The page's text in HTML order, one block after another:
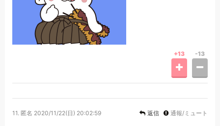
+13 -13
11. 匿名 2020/11/22(日) 20:02:59 返信 通報/ミュート